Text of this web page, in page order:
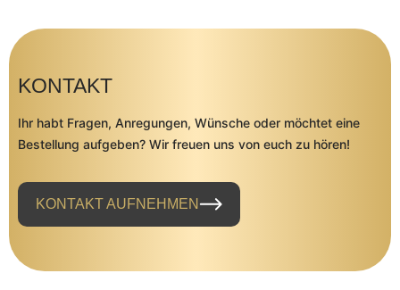
KONTAKT
Ihr habt Fragen, Anregungen, Wünsche oder möchtet eine
Bestellung aufgeben? Wir freuen uns von euch zu hören!
KONTAKT AUFNEHMEN